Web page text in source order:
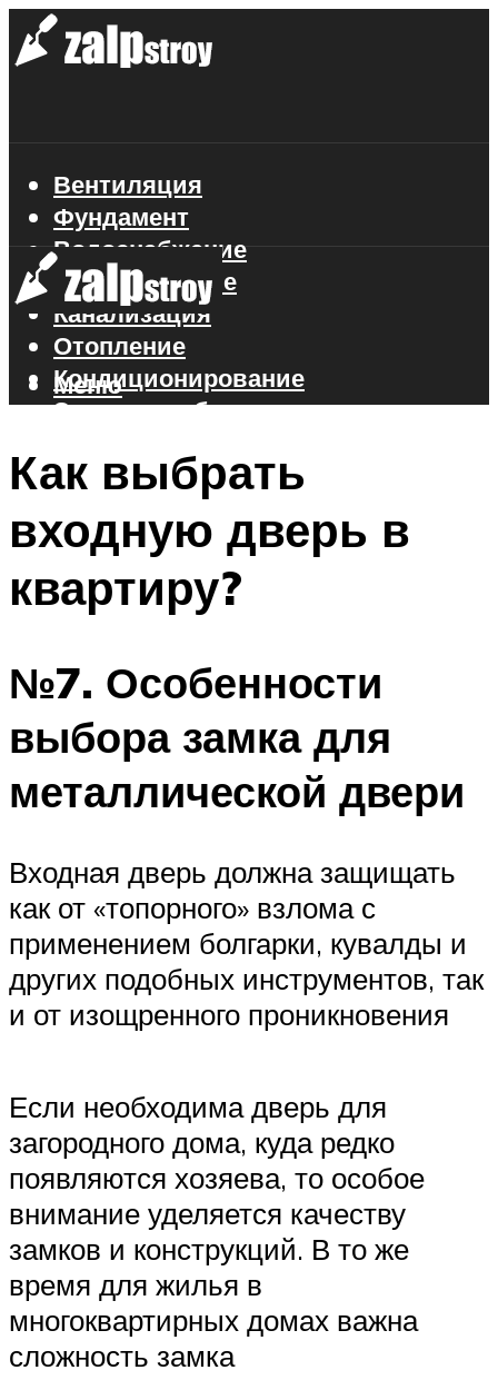
Вентиляция
Фундамент
Водоснабжение
Газоснабжение
Канализация
Отопление
Кондиционирование
Электроснабжение
Меню
Меню
Как выбрать
входную дверь в
квартиру?
№7. Особенности
выбора замка для
металлической двери
Входная дверь должна защищать
как от «топорного» взлома с
применением болгарки, кувалды и
других подобных инструментов, так
и от изощренного проникновения
Если необходима дверь для
загородного дома, куда редко
появляются хозяева, то особое
внимание уделяется качеству
замков и конструкций. В то же
время для жилья в
многоквартирных домах важна
сложность замка